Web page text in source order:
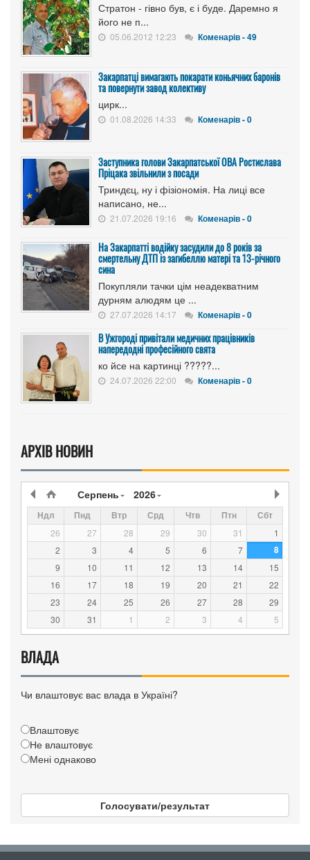
Стратон - гівно був, є і буде. Даремно я
його не п...
05.06.2012 12:23 Коменарів - 49
Закарпатці вимагають покарати коньячних баронів
та повернути завод колективу
цирк...
01.08.2026 14:33 Коменарів - 0
Заступника голови Закарпатської ОВА Ростислава
Пріцака звільнили з посади
Триндєц, ну і фізіономія. На лиці все
написано, не...
21.07.2026 19:16 Коменарів - 0
На Закарпатті водійку засудили до 8 років за
смертельну ДТП із загибеллю матері та 13-річного
сина
Покупляли тачки цім неадекватним
дурням алюдям це ...
27.07.2026 14:17 Коменарів - 0
В Ужгороді привітали медичних працівників
напередодні професійного свята
ко йсе на картинці ?????...
24.07.2026 22:00 Коменарів - 0
АРХІВ НОВИН
Серпень 2026
Ндл Пнд Втр Срд Чтв Птн Сбт
26 27 28 29 30 31
1
2
3 4 5 6 7 8
9 10 11 12 13 14
15
16
17 18 19 20 21
22
23
24 25 26 27 28
29
30
31 1 2 3 4 5
ВЛАДА
Чи влаштовує вас влада в Україні?
Влаштовує
Не влаштовує
Мені однаково
Голосувати/результат